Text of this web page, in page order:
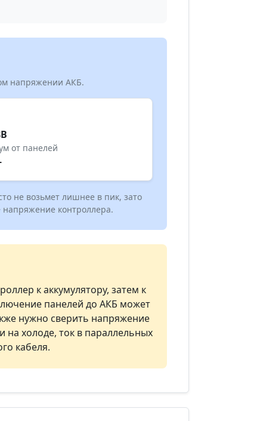
напряжении АКБ.
от панелей
не возьмет лишнее в пик, зато
контроллера.
к аккумулятору, затем к
панелей до АКБ может
нужно сверить напряжение
на холоде, ток в параллельных
кабеля.